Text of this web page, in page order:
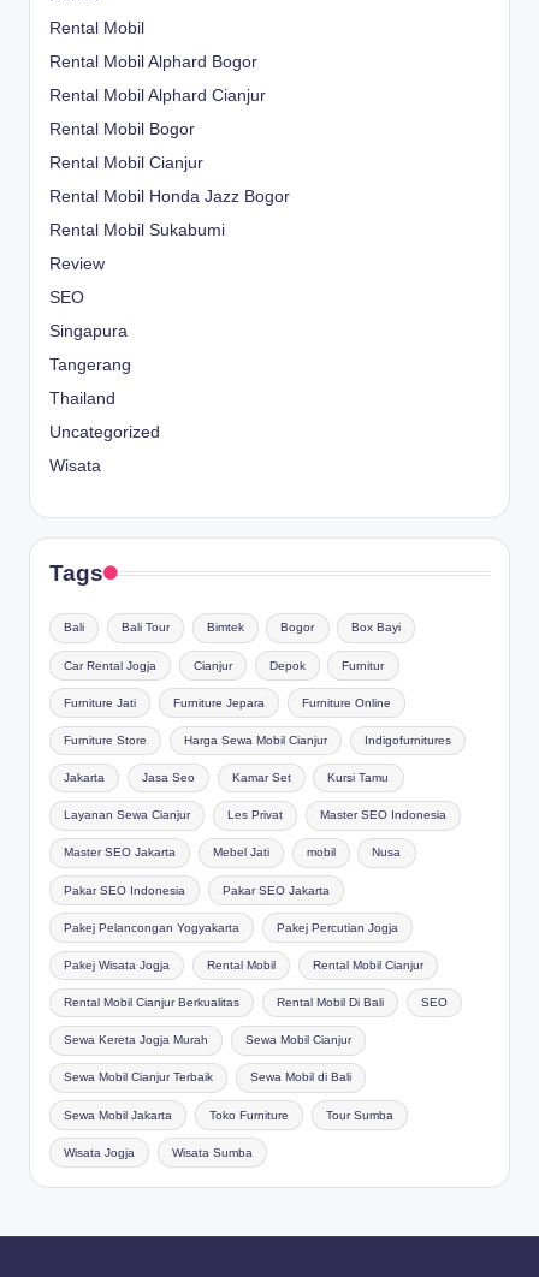
Rental Mobil
Rental Mobil Alphard Bogor
Rental Mobil Alphard Cianjur
Rental Mobil Bogor
Rental Mobil Cianjur
Rental Mobil Honda Jazz Bogor
Rental Mobil Sukabumi
Review
SEO
Singapura
Tangerang
Thailand
Uncategorized
Wisata
Tags
Bali Bali Tour Bimtek Bogor Box Bayi
Car Rental Jogja Cianjur Depok Furnitur
Furniture Jati Furniture Jepara Furniture Online
Furniture Store Harga Sewa Mobil Cianjur Indigofurnitures
Jakarta Jasa Seo Kamar Set Kursi Tamu
Layanan Sewa Cianjur Les Privat Master SEO Indonesia
Master SEO Jakarta Mebel Jati mobil Nusa
Pakar SEO Indonesia Pakar SEO Jakarta
Pakej Pelancongan Yogyakarta Pakej Percutian Jogja
Pakej Wisata Jogja Rental Mobil Rental Mobil Cianjur
Rental Mobil Cianjur Berkualitas Rental Mobil Di Bali SEO
Sewa Kereta Jogja Murah Sewa Mobil Cianjur
Sewa Mobil Cianjur Terbaik Sewa Mobil di Bali
Sewa Mobil Jakarta Toko Furniture Tour Sumba
Wisata Jogja Wisata Sumba